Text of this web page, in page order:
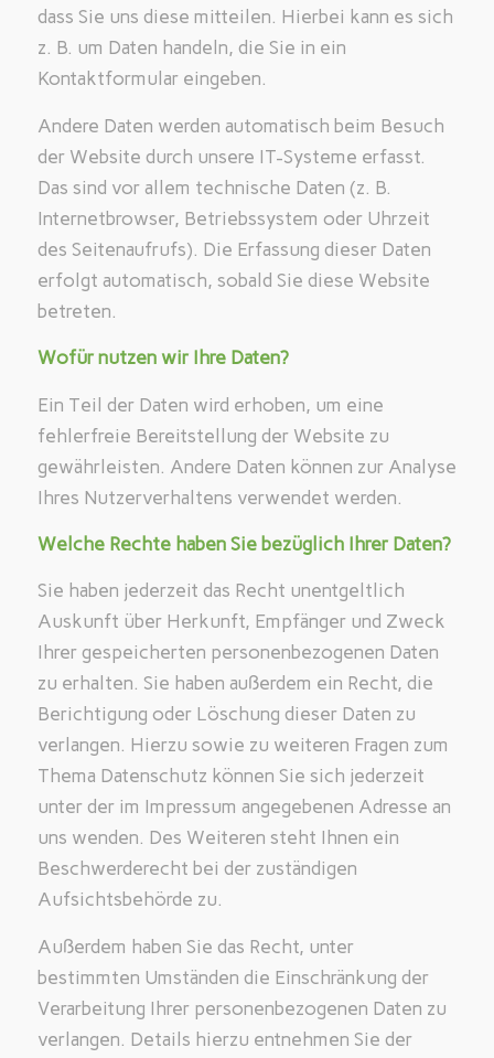
dass Sie uns diese mitteilen. Hierbei kann es sich
z. B. um Daten handeln, die Sie in ein
Kontaktformular eingeben.
Andere Daten werden automatisch beim Besuch
der Website durch unsere IT-Systeme erfasst.
Das sind vor allem technische Daten (z. B.
Internetbrowser, Betriebssystem oder Uhrzeit
des Seitenaufrufs). Die Erfassung dieser Daten
erfolgt automatisch, sobald Sie diese Website
betreten.
Wofür nutzen wir Ihre Daten?
Ein Teil der Daten wird erhoben, um eine
fehlerfreie Bereitstellung der Website zu
gewährleisten. Andere Daten können zur Analyse
Ihres Nutzerverhaltens verwendet werden.
Welche Rechte haben Sie bezüglich Ihrer Daten?
Sie haben jederzeit das Recht unentgeltlich
Auskunft über Herkunft, Empfänger und Zweck
Ihrer gespeicherten personenbezogenen Daten
zu erhalten. Sie haben außerdem ein Recht, die
Berichtigung oder Löschung dieser Daten zu
verlangen. Hierzu sowie zu weiteren Fragen zum
Thema Datenschutz können Sie sich jederzeit
unter der im Impressum angegebenen Adresse an
uns wenden. Des Weiteren steht Ihnen ein
Beschwerderecht bei der zuständigen
Aufsichtsbehörde zu.
Außerdem haben Sie das Recht, unter
bestimmten Umständen die Einschränkung der
Verarbeitung Ihrer personenbezogenen Daten zu
verlangen. Details hierzu entnehmen Sie der